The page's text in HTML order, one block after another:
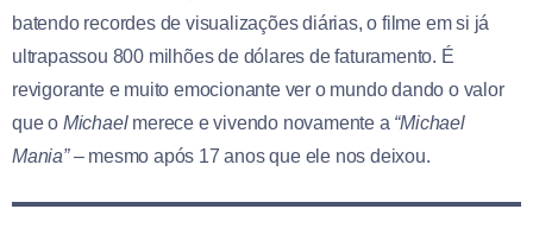
batendo recordes de visualizações diárias, o filme em si já
ultrapassou 800 milhões de dólares de faturamento. É
revigorante e muito emocionante ver o mundo dando o valor
que o Michaelmerece e vivendo novamente a “Michael
Mania”– mesmo após 17 anos que ele nos deixou.